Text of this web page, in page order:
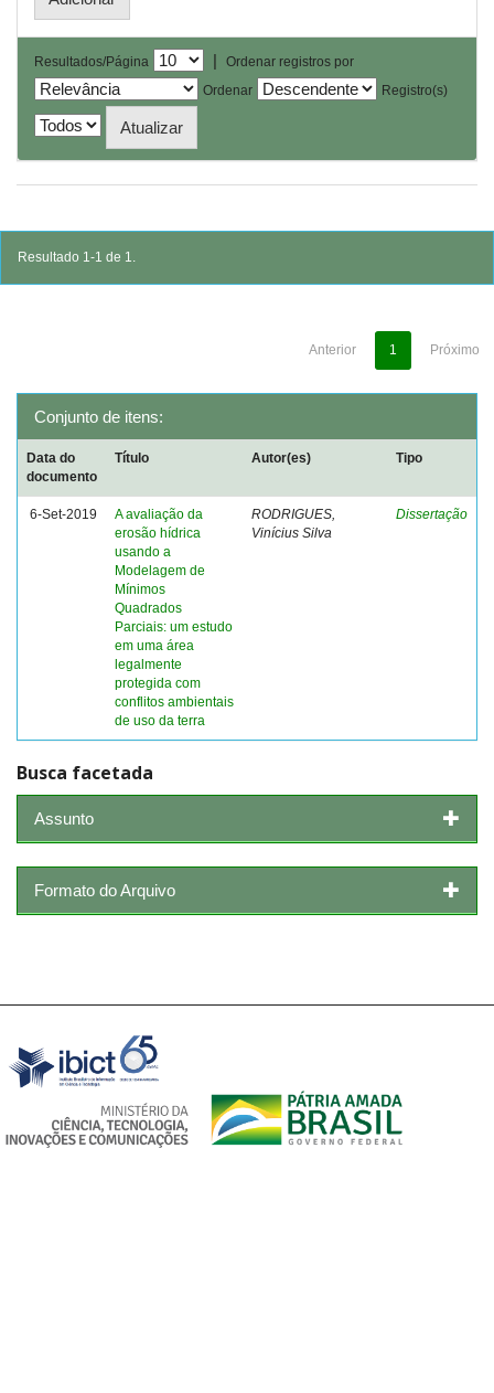
Resultados/Página |
Ordenar registros por
Ordenar
Registro(s)
Resultado 1-1 de 1.
Anterior 1 Próximo
Conjunto de itens:
Data do
documento
Título Autor(es) Tipo
6-Set-2019
A avaliação da
erosão hídrica
usando a
Modelagem de
Mínimos
Quadrados
Parciais: um estudo
em uma área
legalmente
protegida com
conflitos ambientais
de uso da terra
RODRIGUES,
Vinícius Silva
Dissertação
Busca facetada
Assunto
Formato do Arquivo